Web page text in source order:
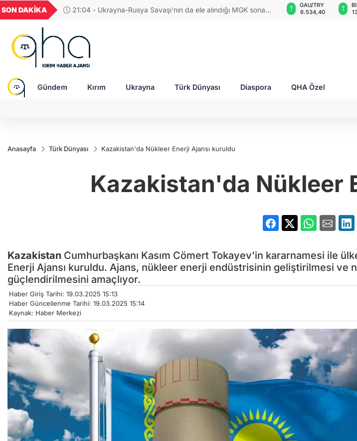
SON DAKİKA
17:38 - Araştırmacı yazar Gündoğdu: Kırım Tatarları ile Ahıska
GEL
18,2367
16,2318
27,9743
0,0018
6.534,40
BIST 100
13.798,82
Gündem Kırım Ukrayna Türk Dünyası Diaspora QHA Özel
Anasayfa Türk Dünyası Kazakistan'da Nükleer Enerji Ajansı kuruldu
Kazakistan'da Nükleer
Kazakistan Cumhurbaşkanı Kasım Cömert Tokayev'in kararnamesi ile
Enerji Ajansı kuruldu. Ajans, nükleer enerji endüstrisinin geliştirilmesi ve
güçlendirilmesini amaçlıyor.
Haber Giriş Tarihi: 19.03.2025 15:13
Haber Güncellenme Tarihi: 19.03.2025 15:14
Kaynak: Haber Merkezi